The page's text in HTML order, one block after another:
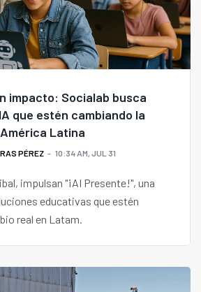
impacto: Socialab busca
que estén cambiando la
Latina
PÉREZ 10:34 AM, JUL 31
impulsan "¡AI Presente!", una
educativas que estén
real en Latam.